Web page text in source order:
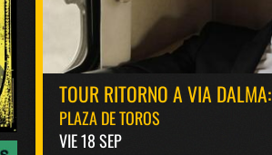
TOUR RITORNO A VIA DALMA:
PLAZA DE TOROS
VIE 18 SEP